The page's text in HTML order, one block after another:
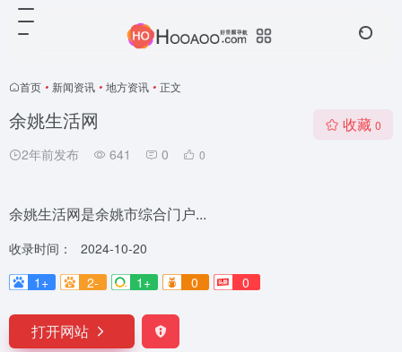
首页 • 新闻资讯 • 地方资讯 • 正文
余姚生活网
2年前发布 641 0 0
收藏 0
余姚生活网是余姚市综合门户...
收录时间：
2024-10-20
1+
2- 1+ 0 0
打开网站